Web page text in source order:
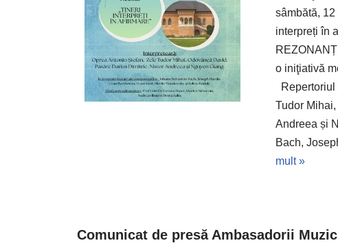
sâmbătă,
interpreți în
o iniţiativă
Repertoriul
Tudor
Andreea și
Bach,
mult »
Comunicat de presă Ambasadorii